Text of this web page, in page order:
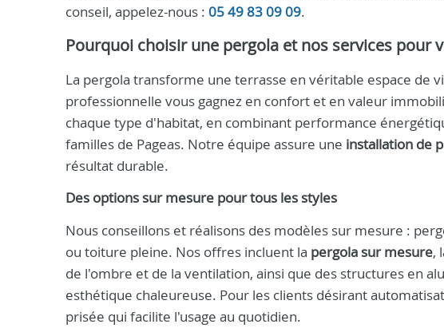
conseil, appelez-nous : 05 49 83 09 09.
Pourquoi choisir une pergola et nos services pour
La pergola transforme une terrasse en véritable espace de
professionnelle vous gagnez en confort et en valeur
chaque type d'habitat, en combinant performance
familles de Pageas. Notre équipe assure une installation de
résultat durable.
Des options sur mesure pour tous les styles
Nous conseillons et réalisons des modèles sur mesure :
ou toiture pleine. Nos offres incluent la pergola sur mesure,
de l'ombre et de la ventilation, ainsi que des structures en
esthétique chaleureuse. Pour les clients désirant
prisée qui facilite l'usage au quotidien.